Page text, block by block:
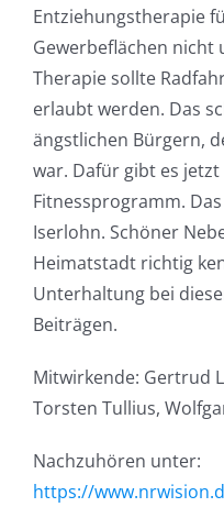
Entziehungstherapie
Gewerbeflächen nicht
Therapie sollte
erlaubt werden. Das
ängstlichen Bürgern,
war. Dafür gibt es jetzt
Fitnessprogramm.
Iserlohn. Schöner
Heimatstadt richtig
Unterhaltung bei
Beiträgen.
Mitwirkende: Gertrud
Torsten Tullius,
Nachzuhören unter:
https://